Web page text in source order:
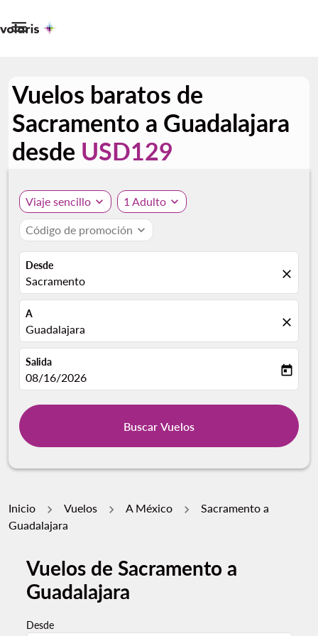

Vuelos baratos de
Sacramento a Guadalajara
desde USD129
Viaje sencillo expand_more 1 Adulto expand_more
Código de promoción expand_more
Desde
Sacramento close
A
Guadalajara close
Salida
fc-booking-departure-date-aria-label
08/16/2026 today
Buscar Vuelos
Inicio Vuelos A México
Sacramento a
Guadalajara
Vuelos de Sacramento a
Guadalajara
Desde